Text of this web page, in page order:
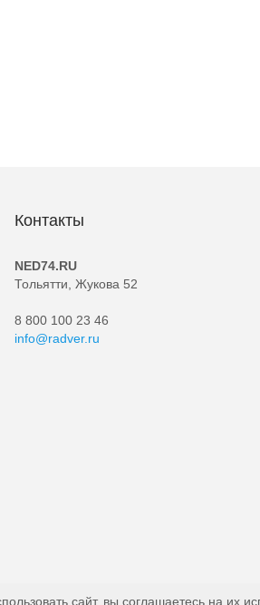
Контакты
NED74.RU
Тольятти, Жукова 52
8 800 100 23 46
info@radver.ru
сайт, вы соглашаетесь на их